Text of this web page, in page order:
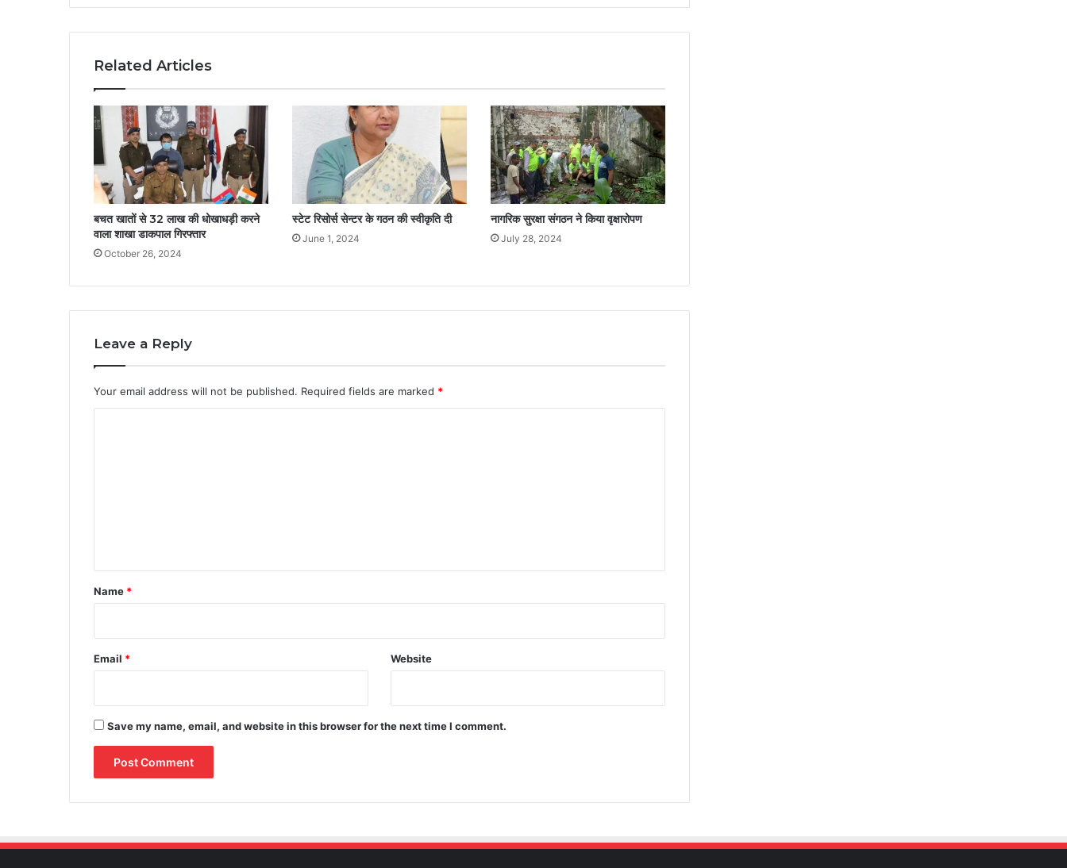
Related Articles
बचत खातों से 32 लाख की धोखाधड़ी करने
वाला शाखा डाकपाल गिरफ्तार
October 26, 2024
स्टेट रिसोर्स सेन्टर के गठन की स्वीकृति दी
June 1, 2024
नागरिक सुरक्षा संगठन ने किया वृक्षारोपण
July 28, 2024
Leave a Reply
Your email address will not be published. Required fields are marked *
*
Name *
Email * Website
Save my name, email, and website in this browser for the next time I comment.